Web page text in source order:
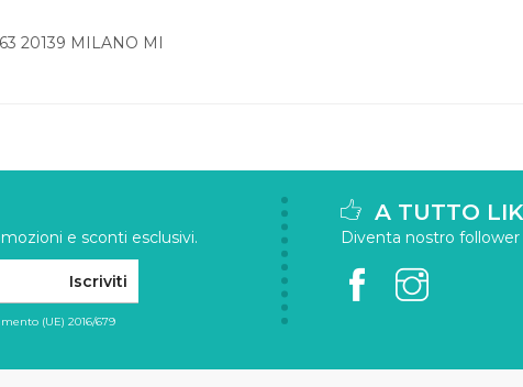
20139 MILANO MI
e sconti esclusivi.
Iscriviti
(UE) 2016/679
A TUTTO
Diventa nostro follower